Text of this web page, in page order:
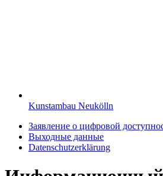
Kunstambau Neukölln
Заявление о цифровой
Выходные данные
Datenschutzerklärung